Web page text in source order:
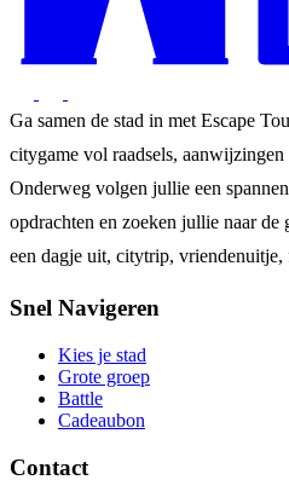
Ga samen de stad in met Escape
citygame vol raadsels,
Onderweg volgen jullie een
opdrachten en zoeken jullie naar de
een dagje uit, citytrip,
Snel Navigeren
Kies je stad
Grote groep
Battle
Cadeaubon
Contact